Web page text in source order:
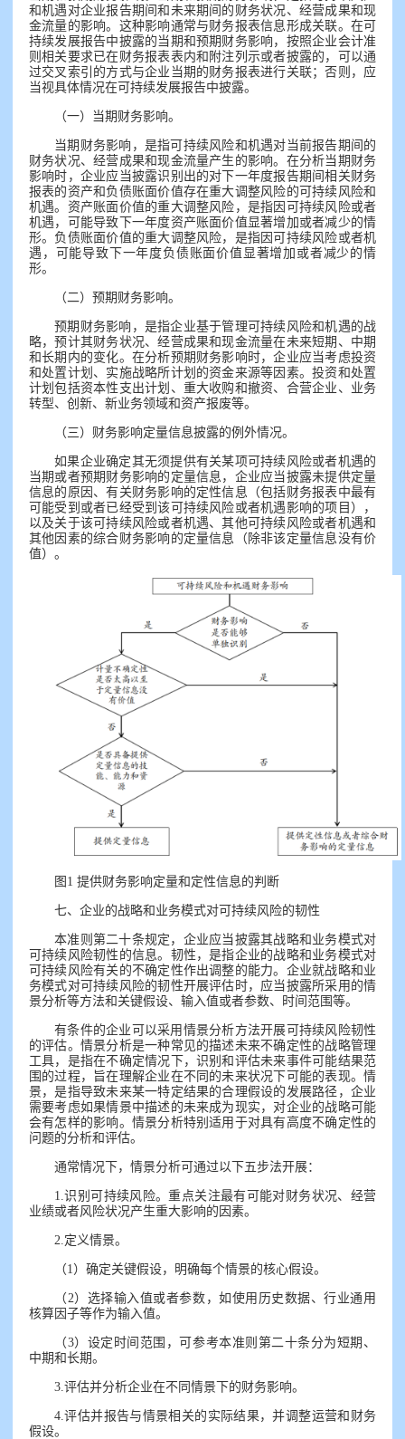
和机遇对企业报告期间和未来期间的财务状况、经营成果和现
金流量的影响。这种影响通常与财务报表信息形成关联。在可
持续发展报告中披露的当期和预期财务影响，按照企业会计准
则相关要求已在财务报表表内和附注列示或者披露的，可以通
过交叉索引的方式与企业当期的财务报表进行关联；否则，应
当视具体情况在可持续发展报告中披露。
（一）当期财务影响。
当期财务影响，是指可持续风险和机遇对当前报告期间的
财务状况、经营成果和现金流量产生的影响。在分析当期财务
影响时，企业应当披露识别出的对下一年度报告期间相关财务
报表的资产和负债账面价值存在重大调整风险的可持续风险和
机遇。资产账面价值的重大调整风险，是指因可持续风险或者
机遇，可能导致下一年度资产账面价值显著增加或者减少的情
形。负债账面价值的重大调整风险，是指因可持续风险或者机
遇，可能导致下一年度负债账面价值显著增加或者减少的情
形。
（二）预期财务影响。
预期财务影响，是指企业基于管理可持续风险和机遇的战
略，预计其财务状况、经营成果和现金流量在未来短期、中期
和长期内的变化。在分析预期财务影响时，企业应当考虑投资
和处置计划、实施战略所计划的资金来源等因素。投资和处置
计划包括资本性支出计划、重大收购和撤资、合营企业、业务
转型、创新、新业务领域和资产报废等。
（三）财务影响定量信息披露的例外情况。
如果企业确定其无须提供有关某项可持续风险或者机遇的
当期或者预期财务影响的定量信息，企业应当披露未提供定量
信息的原因、有关财务影响的定性信息（包括财务报表中最有
可能受到或者已经受到该可持续风险或者机遇影响的项目），
以及关于该可持续风险或者机遇、其他可持续风险或者机遇和
其他因素的综合财务影响的定量信息（除非该定量信息没有价
值）。
图1 提供财务影响定量和定性信息的判断
七、企业的战略和业务模式对可持续风险的韧性
本准则第二十条规定，企业应当披露其战略和业务模式对
可持续风险韧性的信息。韧性，是指企业的战略和业务模式对
可持续风险有关的不确定性作出调整的能力。企业就战略和业
务模式对可持续风险的韧性开展评估时，应当披露所采用的情
景分析等方法和关键假设、输入值或者参数、时间范围等。
有条件的企业可以采用情景分析方法开展可持续风险韧性
的评估。情景分析是一种常见的描述未来不确定性的战略管理
工具，是指在不确定情况下，识别和评估未来事件可能结果范
围的过程，旨在理解企业在不同的未来状况下可能的表现。情
景，是指导致未来某一特定结果的合理假设的发展路径，企业
需要考虑如果情景中描述的未来成为现实，对企业的战略可能
会有怎样的影响。情景分析特别适用于对具有高度不确定性的
问题的分析和评估。
通常情况下，情景分析可通过以下五步法开展：
1.识别可持续风险。重点关注最有可能对财务状况、经营
业绩或者风险状况产生重大影响的因素。
2.定义情景。
（1）确定关键假设，明确每个情景的核心假设。
（2）选择输入值或者参数，如使用历史数据、行业通用
核算因子等作为输入值。
（3）设定时间范围，可参考本准则第二十条分为短期、
中期和长期。
3.评估并分析企业在不同情景下的财务影响。
4.评估并报告与情景相关的实际结果，并调整运营和财务
假设。